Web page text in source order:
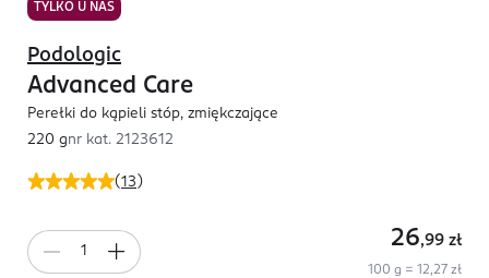
TYLKO U NAS
(13 )
Podologic
Advanced Care
Perełki do kąpieli stóp, zmiękczające
220 gnr kat. 2123612
26,99 zł
100 g = 12,27 zł